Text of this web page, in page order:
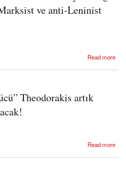
ve anti-Leninist
Read more
yolculuğu: “Komünizm”den anti-Marksist ve
Theodorakis artık
Read more
artık sonsuzluk sirtakisi yapacak!